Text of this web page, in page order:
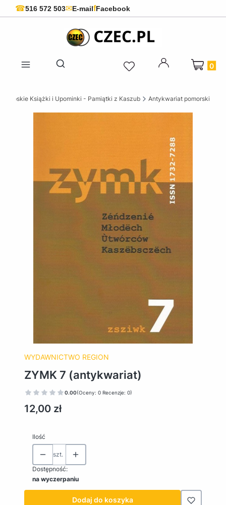
☎516 572 503✉E-mailfFacebook
Otwórz wyszukiwarkę
Produkty
Książki i Upominki - Pamiątki z Kaszub Antykwariat pomorski
WYDAWNICTWO REGION
ZYMK 7 (antykwariat)
0.00(Oceny: 0 Recenzje: 0)
Cena
12,00 zł
Ilość
szt.
Dostępność:
na wyczerpaniu
Dodaj do koszyka